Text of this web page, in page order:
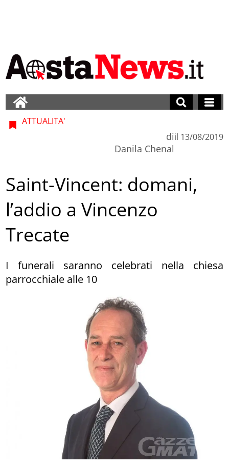
ATTUALITA'
di
Danila Chenal
il 13/08/2019
Saint-Vincent: domani,
l’addio a Vincenzo
Trecate
I funerali saranno celebrati nella chiesa
parrocchiale alle 10